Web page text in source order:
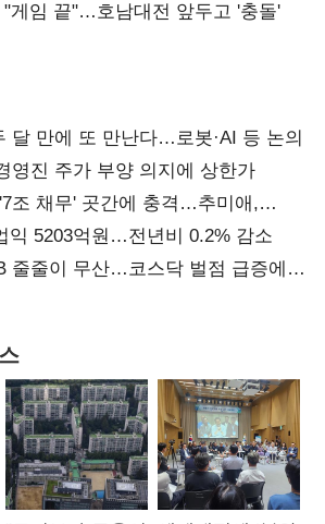
"게임 끝"…호남대전 앞두고 '충돌'
달 만에 또 만난다…로봇·AI 등 논의
영진 주가 부양 의지에 상한가
조 채무' 곳간에 충격…추미애,
' 선언 승부수
익 5203억원…전년비 0.2% 감소
줄줄이 무산…코스닥 벌점 급증에